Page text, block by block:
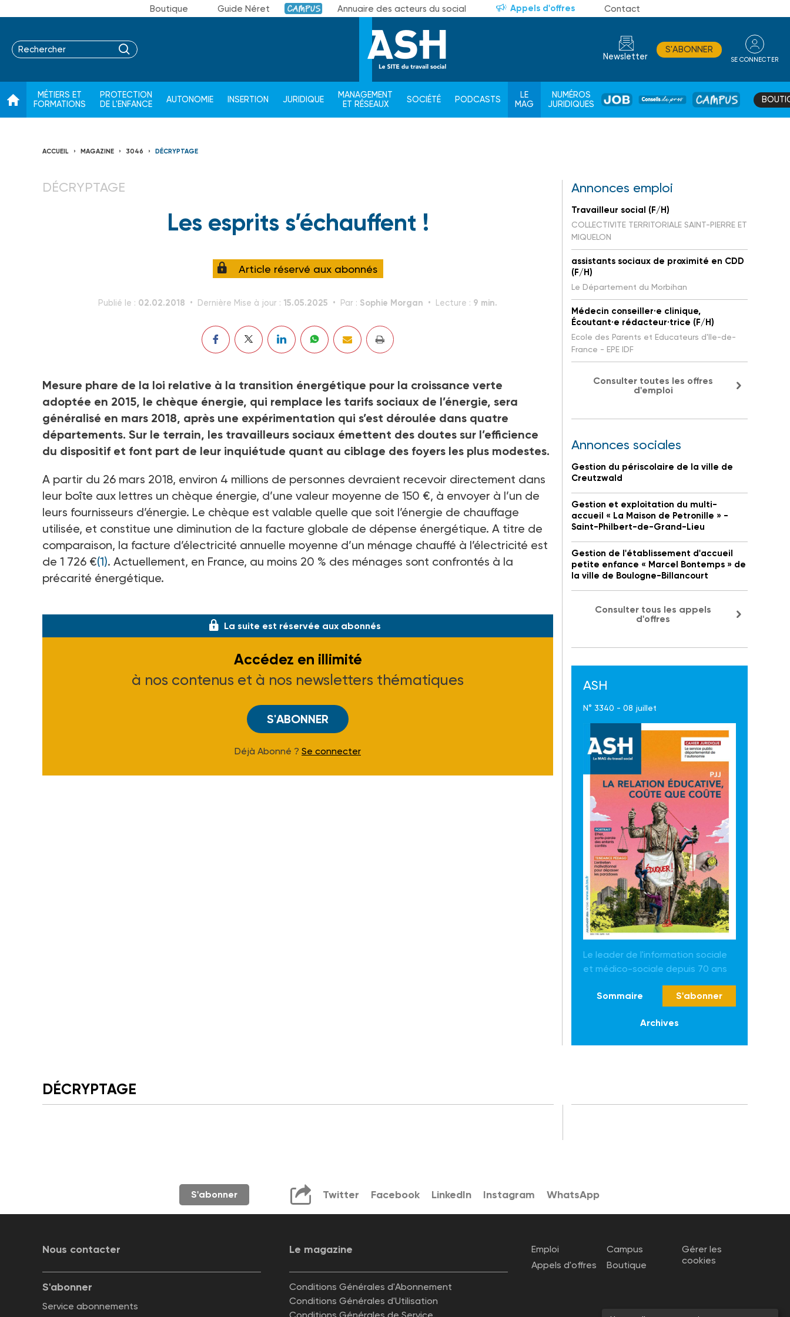
Boutique Guide Néret Campus Annuaire des acteurs du social Appels d'offres Contact
Newsletter
S'ABONNER
SE CONNECTER
MÉTIERS ET
FORMATIONS
PROTECTION
DE L'ENFANCE
AUTONOMIE INSERTION JURIDIQUE
MANAGEMENT
ET RÉSEAUX
SOCIÉTÉ PODCASTS
LE
MAG
NUMÉROS
JURIDIQUES
JOB
DE
CAMPUS
ACCUEIL MAGAZINE 3046 DÉCRYPTAGE
DÉCRYPTAGE
Les esprits s’échauffent !
Article réservé aux abonnés
Publié le : 02.02.2018 Dernière Mise à jour : 15.05.2025 Par : Sophie Morgan Lecture : 9 min.
Mesure phare de la loi relative à la transition énergétique pour la croissance verte
adoptée en 2015, le chèque énergie, qui remplace les tarifs sociaux de l’énergie, sera
généralisé en mars 2018, après une expérimentation qui s’est déroulée dans quatre
départements. Sur le terrain, les travailleurs sociaux émettent des doutes sur l’efficience
du dispositif et font part de leur inquiétude quant au ciblage des foyers les plus modestes.
A partir du 26 mars 2018, environ 4 millions de personnes devraient recevoir directement dans
leur boîte aux lettres un chèque énergie, d’une valeur moyenne de 150 €, à envoyer à l’un de
leurs fournisseurs d’énergie. Le chèque est valable quelle que soit l’énergie de chauffage
utilisée, et constitue une diminution de la facture globale de dépense énergétique. A titre de
comparaison, la facture d’électricité annuelle moyenne d’un ménage chauffé à l’électricité est
de 1 726 €(1). Actuellement, en France, au moins 20 % des ménages sont confrontés à la
précarité énergétique.
La suite est réservée aux abonnés
Accédez en illimité
à nos contenus et à nos newsletters thématiques
S'ABONNER
Déjà Abonné ? Se connecter
Annonces emploi
Travailleur social (F/H)
COLLECTIVITE TERRITORIALE SAINT-PIERRE ET
MIQUELON
assistants sociaux de proximité en CDD
(F/H)
Le Département du Morbihan
Médecin conseiller·e clinique,
Écoutant·e rédacteur·trice (F/H)
Ecole des Parents et Educateurs d'Ile-de-
France - EPE IDF
Consulter toutes les offres
d'emploi
Annonces sociales
Gestion du périscolaire de la ville de
Creutzwald
Gestion et exploitation du multi-
accueil « La Maison de Petronille » -
Saint-Philbert-de-Grand-Lieu
Gestion de l'établissement d'accueil
petite enfance « Marcel Bontemps » de
la ville de Boulogne-Billancourt
Consulter tous les appels
d'offres
ASH
N° 3340 - 08 juillet
Le leader de l'information sociale
et médico-sociale depuis 70 ans
Sommaire S'abonner
Archives
DÉCRYPTAGE
S'abonner Twitter Facebook LinkedIn Instagram WhatsApp
Nous contacter Le magazine
S'abonner
Service abonnements
Conditions Générales d'Abonnement
Conditions Générales d'Utilisation
Emploi
Appels d'offres
Campus
Boutique
Gérer les
cookies